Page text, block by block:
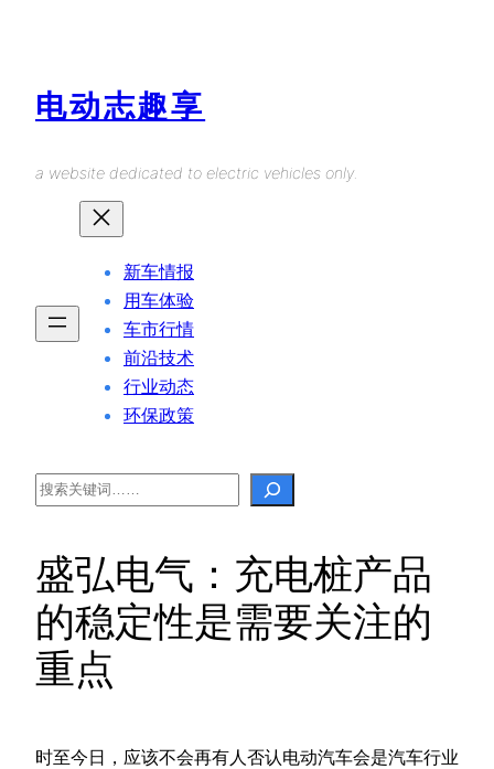
电动志趣享
a website dedicated to electric vehicles only.
新车情报
用车体验
车市行情
前沿技术
行业动态
环保政策
Search
盛弘电气：充电桩产品
的稳定性是需要关注的
重点
时至今日，应该不会再有人否认电动汽车会是汽车行业